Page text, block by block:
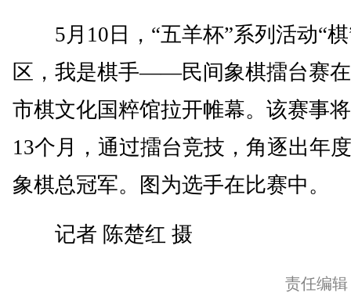
5月10日，“五羊杯”系列活动“棋
区，我是棋手——民间象棋擂台赛
市棋文化国粹馆拉开帷幕。该赛事
13个月，通过擂台竞技，角逐出年
象棋总冠军。图为选手在比赛中。
记者 陈楚红 摄
责任编